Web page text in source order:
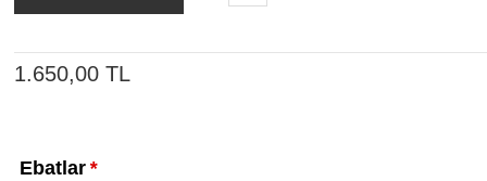
1.650,00 TL
*
Ebatlar